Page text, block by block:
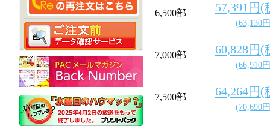
6,500部 57,391円(
(63,130
7,000部 60,828円(
(66,910
7,500部 64,264円(
(70,690